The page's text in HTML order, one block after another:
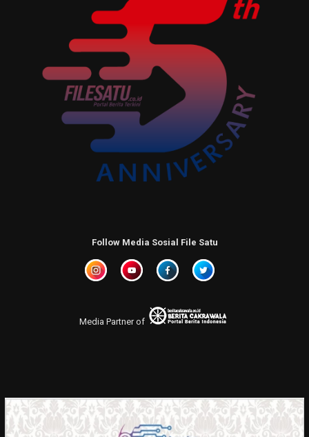
Follow Media Sosial File Satu
Media Partner of